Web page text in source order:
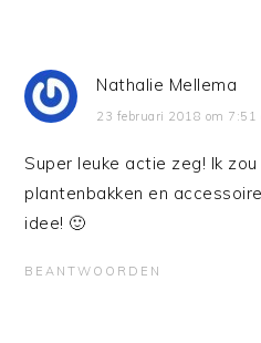
Nathalie Mellema
23 februari 2018 om 7:51
Super leuke actie zeg! Ik
plantenbakken en
idee! 🙂
BEANTWOORDEN